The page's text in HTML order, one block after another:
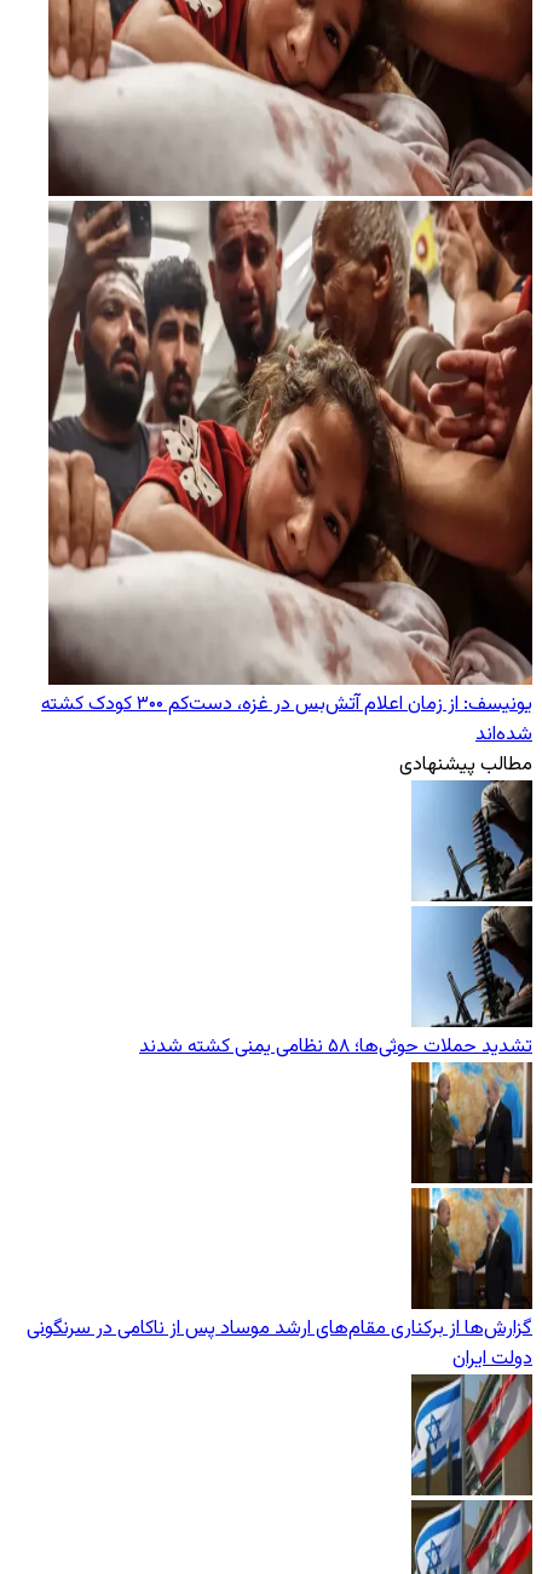
یونیسف: از زمان اعلام آتش‌بس در غزه، دست‌کم ۳۰۰ کودک کشته
شده‌اند
مطالب پیشنهادی
تشدید حملات حوثی‌ها؛ ۵۸ نظامی یمنی کشته شدند
گزارش‌ها از برکناری مقام‌های ارشد موساد پس از ناکامی در سرنگونی
دولت ایران